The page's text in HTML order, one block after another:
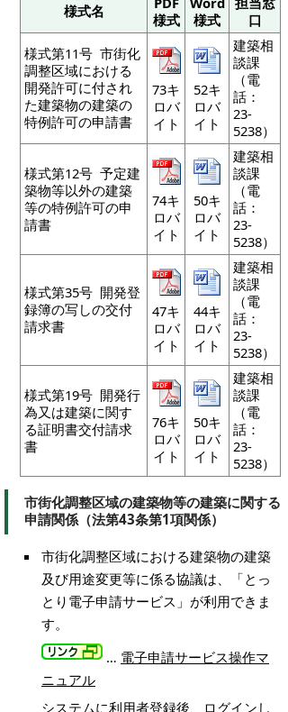
様式名
様式
様式
口
様式第11号 市街化
調整区域における
開発許可に付され
た建築物の建築の
特例許可の申請書
73キ
ロバ
イト
52キ
ロバ
イト
建築相
談課
（電
話：
23-
5238）
様式第12号 予定建
築物等以外の建築
等の特例許可の申
請書
74キ
ロバ
イト
50キ
ロバ
イト
建築相
談課
（電
話：
23-
5238）
様式第35号 開発登
録簿の写しの交付
請求書
47キ
ロバ
イト
44キ
ロバ
イト
建築相
談課
（電
話：
23-
5238）
様式第19号 開発行
為又は建築に関す
る証明書交付請求
書
76キ
ロバ
イト
50キ
ロバ
イト
建築相
談課
（電
話：
23-
5238）
市街化調整区域の建築物等の建築に関する
申請関係（法第43条第1項関係）
市街化調整区域における建築物の建築
及び用途変更等に係る協議は、「とっ
とり電子申請サービス」が利用できま
す。
… 電子申請サービス操作マ
ニュアル
システムに利用者登録後、ログインし